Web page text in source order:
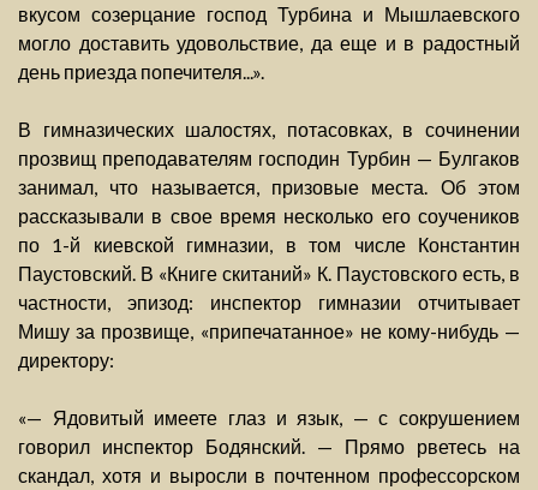
вкусом созерцание господ Турбина и Мышлаевского
могло доставить удовольствие, да еще и в радостный
день приезда попечителя...».
В гимназических шалостях, потасовках, в сочинении
прозвищ преподавателям господин Турбин — Булгаков
занимал, что называется, призовые места. Об этом
рассказывали в свое время несколько его соучеников
по 1-й киевской гимназии, в том числе Константин
Паустовский. В «Книге скитаний» К. Паустовского есть, в
частности, эпизод: инспектор гимназии отчитывает
Мишу за прозвище, «припечатанное» не кому-нибудь —
директору:
«— Ядовитый имеете глаз и язык, — с сокрушением
говорил инспектор Бодянский. — Прямо рветесь на
скандал, хотя и выросли в почтенном профессорском